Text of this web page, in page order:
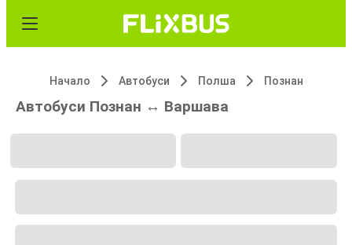
Начало Автобуси Полша Познан
Автобуси Познан ↔ Варшава